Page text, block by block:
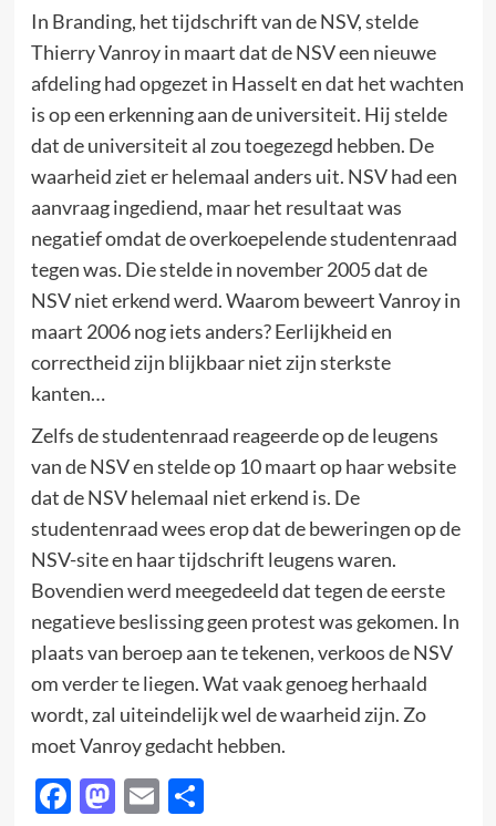
In Branding, het tijdschrift van de NSV, stelde
Thierry Vanroy in maart dat de NSV een nieuwe
afdeling had opgezet in Hasselt en dat het wachten
is op een erkenning aan de universiteit. Hij stelde
dat de universiteit al zou toegezegd hebben. De
waarheid ziet er helemaal anders uit. NSV had een
aanvraag ingediend, maar het resultaat was
negatief omdat de overkoepelende studentenraad
tegen was. Die stelde in november 2005 dat de
NSV niet erkend werd. Waarom beweert Vanroy in
maart 2006 nog iets anders? Eerlijkheid en
correctheid zijn blijkbaar niet zijn sterkste
kanten…
Zelfs de studentenraad reageerde op de leugens
van de NSV en stelde op 10 maart op haar website
dat de NSV helemaal niet erkend is. De
studentenraad wees erop dat de beweringen op de
NSV-site en haar tijdschrift leugens waren.
Bovendien werd meegedeeld dat tegen de eerste
negatieve beslissing geen protest was gekomen. In
plaats van beroep aan te tekenen, verkoos de NSV
om verder te liegen. Wat vaak genoeg herhaald
wordt, zal uiteindelijk wel de waarheid zijn. Zo
moet Vanroy gedacht hebben.
Facebook
Mastodon
EmailDelen